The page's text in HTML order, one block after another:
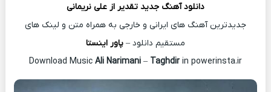
دانلود آهنگ جدید تقدیر از علی نریمانی
جدیدترین آهنگ های ایرانی و خارجی به همراه متن و لینک های
مستقیم دانلود – پاور اینستا
Download Music
Ali Narimani– Taghdir in powerinsta.ir